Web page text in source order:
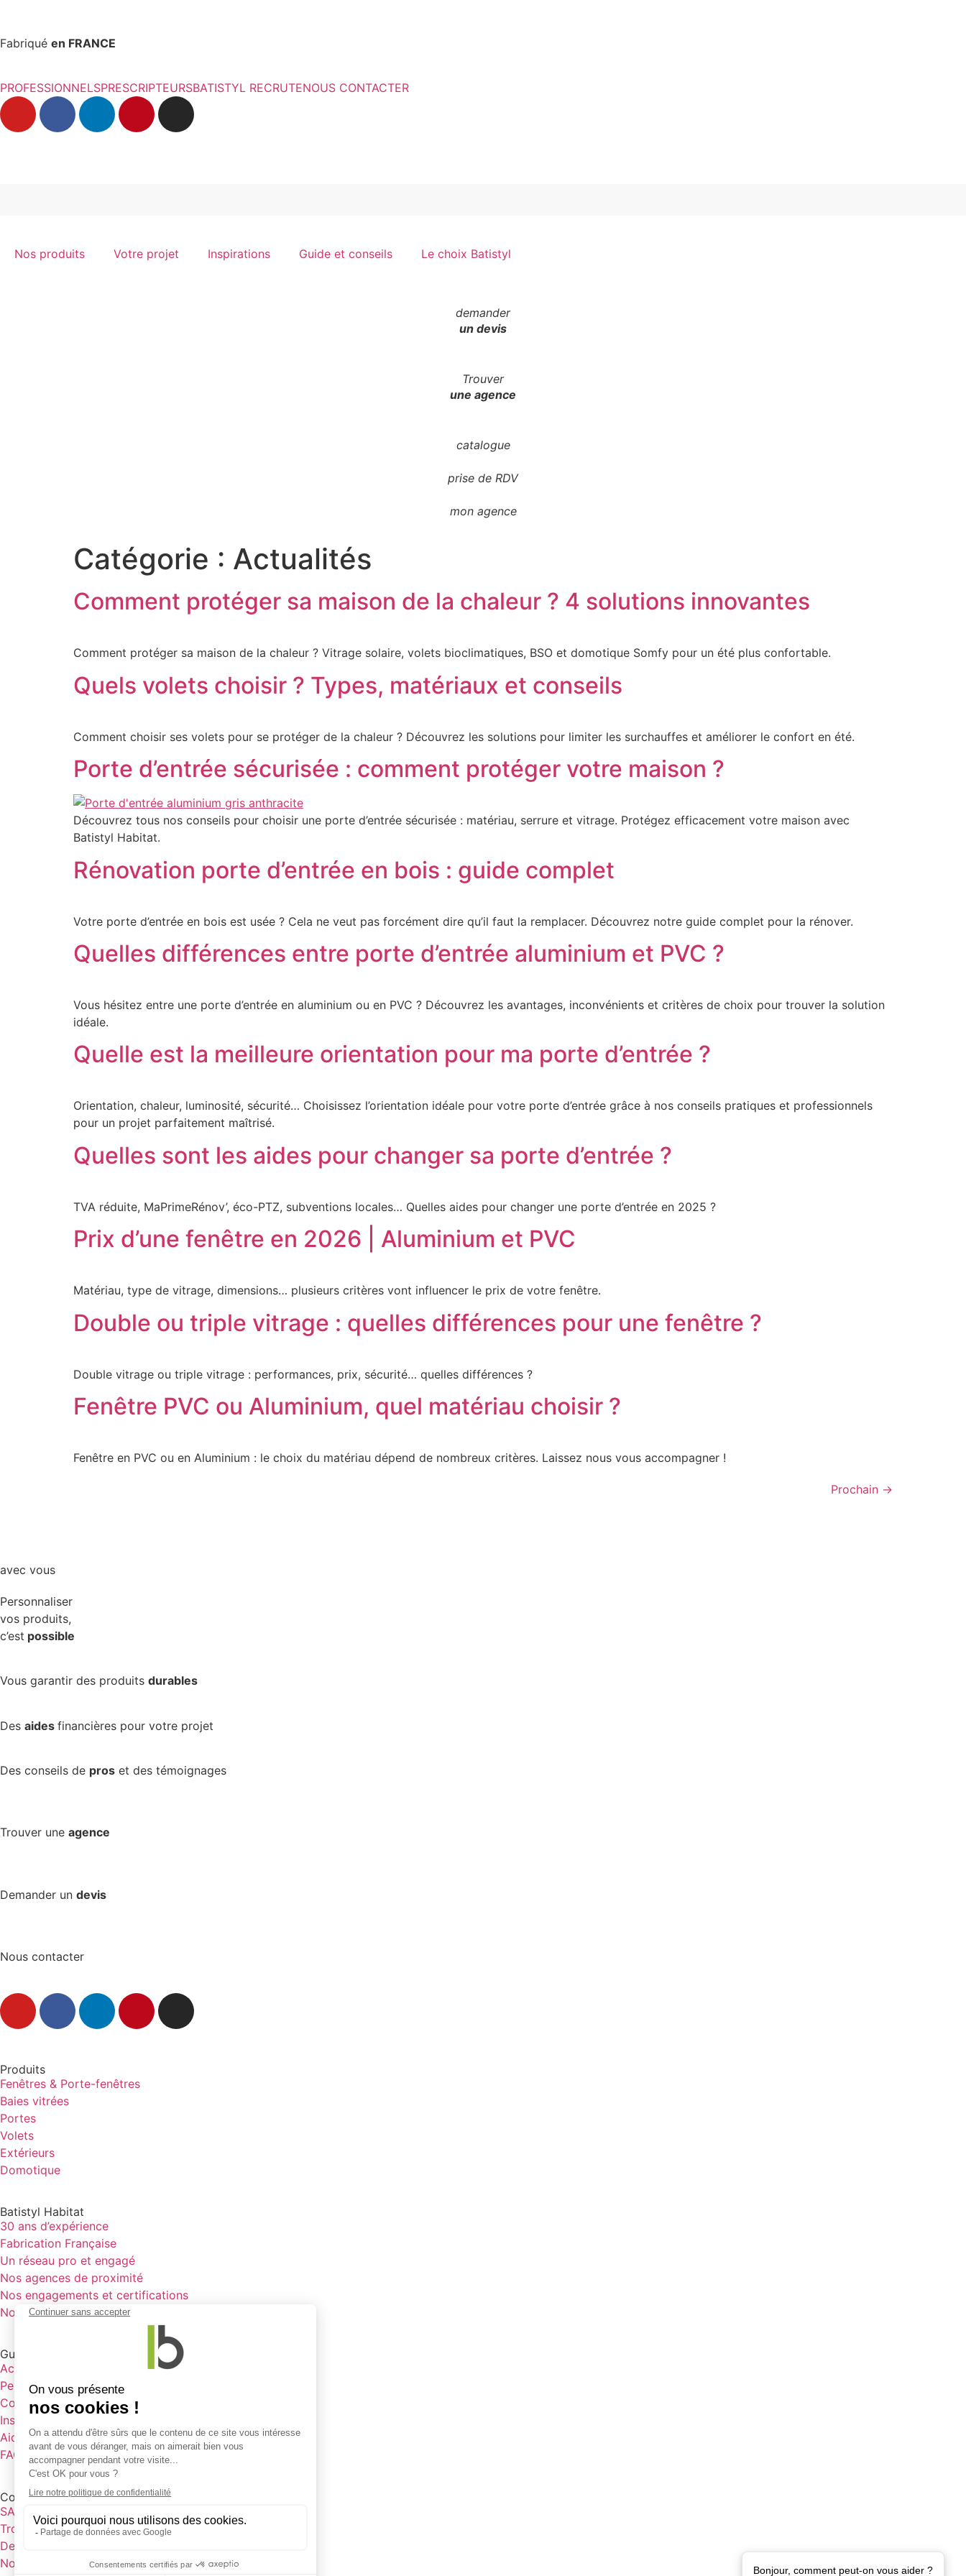
Fabriqué en FRANCE
PROFESSIONNELSPRESCRIPTEURSBATISTYL RECRUTENOUS CONTACTER
Nos produits Votre projet Inspirations Guide et conseils Le choix Batistyl
demander
un devis
Trouver
une agence
catalogue
prise de RDV
mon agence
Catégorie : Actualités
Comment protéger sa maison de la chaleur ? 4 solutions innovantes
Comment protéger sa maison de la chaleur ? Vitrage solaire, volets bioclimatiques, BSO et domotique Somfy pour un été plus confortable.
Quels volets choisir ? Types, matériaux et conseils
Comment choisir ses volets pour se protéger de la chaleur ? Découvrez les solutions pour limiter les surchauffes et améliorer le confort en été.
Porte d’entrée sécurisée : comment protéger votre maison ?
Découvrez tous nos conseils pour choisir une porte d’entrée sécurisée : matériau, serrure et vitrage. Protégez efficacement votre maison avec
Batistyl Habitat.
Rénovation porte d’entrée en bois : guide complet
Votre porte d’entrée en bois est usée ? Cela ne veut pas forcément dire qu’il faut la remplacer. Découvrez notre guide complet pour la rénover.
Quelles différences entre porte d’entrée aluminium et PVC ?
Vous hésitez entre une porte d’entrée en aluminium ou en PVC ? Découvrez les avantages, inconvénients et critères de choix pour trouver la solution
idéale.
Quelle est la meilleure orientation pour ma porte d’entrée ?
Orientation, chaleur, luminosité, sécurité… Choisissez l’orientation idéale pour votre porte d’entrée grâce à nos conseils pratiques et professionnels
pour un projet parfaitement maîtrisé.
Quelles sont les aides pour changer sa porte d’entrée ?
TVA réduite, MaPrimeRénov’, éco-PTZ, subventions locales… Quelles aides pour changer une porte d’entrée en 2025 ?
Prix d’une fenêtre en 2026 | Aluminium et PVC
Matériau, type de vitrage, dimensions… plusieurs critères vont influencer le prix de votre fenêtre.
Double ou triple vitrage : quelles différences pour une fenêtre ?
Double vitrage ou triple vitrage : performances, prix, sécurité… quelles différences ?
Fenêtre PVC ou Aluminium, quel matériau choisir ?
Fenêtre en PVC ou en Aluminium : le choix du matériau dépend de nombreux critères. Laissez nous vous accompagner !
Prochain →
avec vous
Personnaliser
vos produits,
c’est possible
Vous garantir des produits durables
Des aides financières pour votre projet
Des conseils de pros et des témoignages
Trouver une agence
Demander un devis
Nous contacter
Produits
Fenêtres & Porte-fenêtres
Baies vitrées
Portes
Volets
Extérieurs
Domotique
Batistyl Habitat
30 ans d’expérience
Fabrication Française
Un réseau pro et engagé
Nos agences de proximité
Nos engagements et certifications
Nous rejoindre
Guides et inspirations
Accompagnement au projet
Personnalisation
Conseils
Inspirations
Aides financières
FAQ
Contact
SAV
Trouver une agence
Devis en ligne
Nous contacter